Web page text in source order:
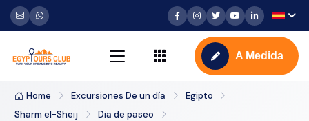
A Medida
Home Excursiones De un día
Egipto
Sharm el-Sheij
Dia de paseo